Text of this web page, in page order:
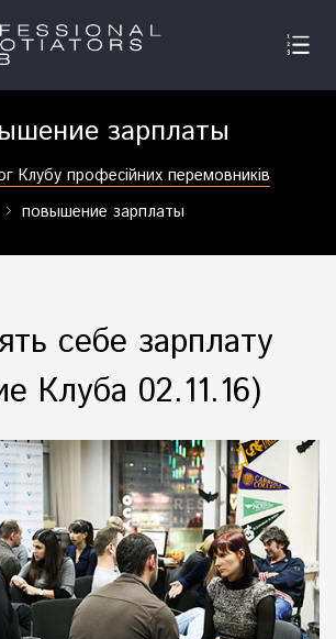
зарплаты
Клубу професійних перемовників
повышение зарплаты
себе зарплату
Клуба 02.11.16)